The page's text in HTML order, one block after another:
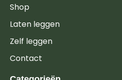
Shop
Laten leggen
Zelf leggen
Contact